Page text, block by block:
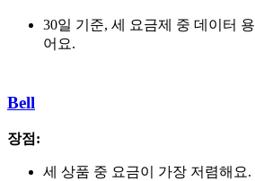
30일 기준, 세 요금제 중 데이터
어요.
Bell
장점:
세 상품 중 요금이 가장 저렴해요.